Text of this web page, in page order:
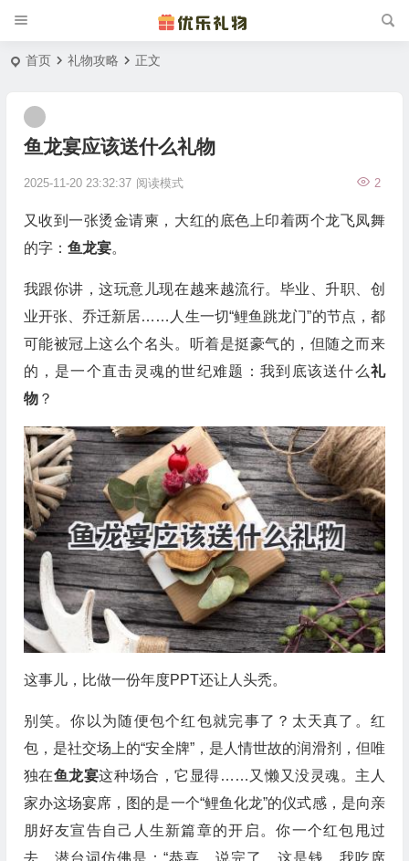
首页 礼物攻略 正文
鱼龙宴应该送什么礼物
2025-11-20 23:32:37 2
阅读模式
又收到一张烫金请柬，大红的底色上印着两个龙飞凤舞
的字： 鱼龙宴。
我跟你讲，这玩意儿现在越来越流行。毕业、升职、创
业开张、乔迁新居……人生一切“鲤鱼跳龙门”的节点，都
可能被冠上这么个名头。听着是挺豪气的，但随之而来
的，是一个直击灵魂的世纪难题：我到底该送什么礼
物？
这事儿，比做一份年度PPT还让人头秃。
别笑。你以为随便包个红包就完事了？太天真了。红
包，是社交场上的“安全牌”，是人情世故的润滑剂，但唯
独在鱼龙宴这种场合，它显得……又懒又没灵魂。主人
家办这场宴席，图的是一个“鲤鱼化龙”的仪式感，是向亲
朋好友宣告自己人生新篇章的开启。你一个红包甩过
去，潜台词仿佛是：“恭喜，说完了，这是钱，我吃席